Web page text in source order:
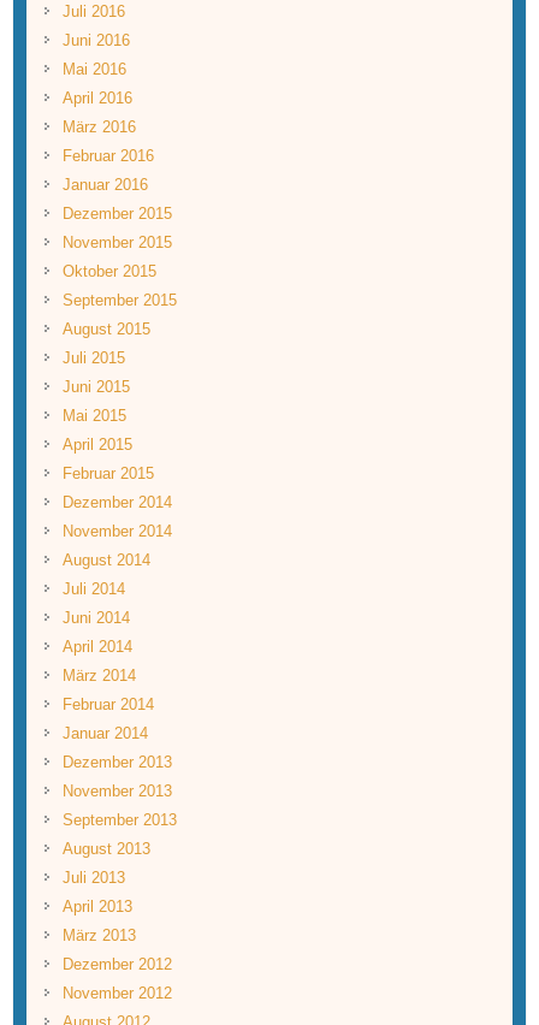
Juli 2016
Juni 2016
Mai 2016
April 2016
März 2016
Februar 2016
Januar 2016
Dezember 2015
November 2015
Oktober 2015
September 2015
August 2015
Juli 2015
Juni 2015
Mai 2015
April 2015
Februar 2015
Dezember 2014
November 2014
August 2014
Juli 2014
Juni 2014
April 2014
März 2014
Februar 2014
Januar 2014
Dezember 2013
November 2013
September 2013
August 2013
Juli 2013
April 2013
März 2013
Dezember 2012
November 2012